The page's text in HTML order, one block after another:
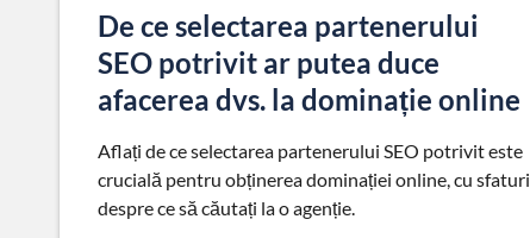
De ce selectarea partenerului
SEO potrivit ar putea duce
afacerea dvs. la dominație online
Aflați de ce selectarea partenerului SEO potrivit este
crucială pentru obținerea dominației online, cu sfaturi
despre ce să căutați la o agenție.